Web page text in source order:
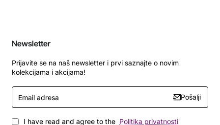
Newsletter
Prijavite se na naš newsletter i prvi saznajte o novim
kolekcijama i akcijama!
Email
adresa
Pošalji
I have read and agree to the Politika privatnosti